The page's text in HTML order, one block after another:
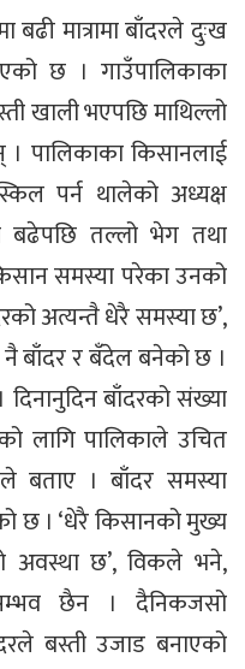
मात्रामा बाँदरले दुःख
छ । गाउँपालिकाका
खाली भएपछि माथिल्लो
पालिकाका किसानलाई
पर्न थालेको अध्यक्ष
बढेपछि तल्लो भेग तथा
समस्या परेका उनको
अत्यन्तै धेरै समस्या छ’,
बाँदर र बँदेल बनेको छ ।
दिनानुदिन बाँदरको संख्या
लागि पालिकाले उचित
बताए । बाँदर समस्या
छ । ‘धेरै किसानको मुख्य
अवस्था छ’, विकले भने,
सम्भव छैन । दैनिकजसो
बस्ती उजाड बनाएको